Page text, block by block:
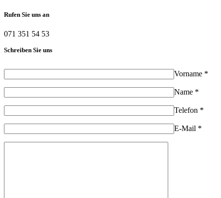
Rufen Sie uns an
071 351 54 53
Schreiben Sie uns
Vorname *
Name *
Telefon *
E-Mail *